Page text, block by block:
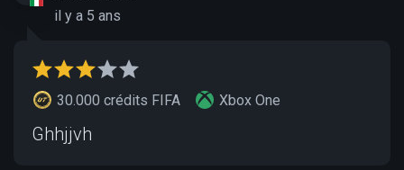
il y a 5 ans
30.000 crédits FIFA Xbox One
Ghhjjvh